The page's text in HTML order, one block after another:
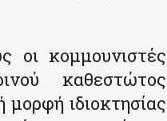
οι κομμουνιστές
καθεστώτος
ιδιοκτησίας